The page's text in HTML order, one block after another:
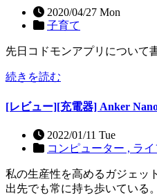
2020/04/27 Mon
子育て
先日コドモンアプリについて
続きを読む
[レビュー][充電器] Anker
2022/01/11 Tue
コンピューター , ラ
私の生産性を高めるガジェッ
出先でも常に持ち歩いている